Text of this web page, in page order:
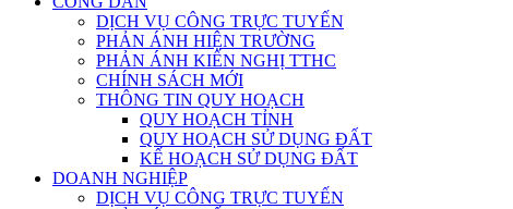
DỊCH VỤ CÔNG TRỰC TUYẾN
PHẢN ÁNH HIỆN TRƯỜNG
PHẢN ÁNH KIẾN NGHỊ TTHC
CHÍNH SÁCH MỚI
THÔNG TIN QUY HOẠCH
QUY HOẠCH TỈNH
QUY HOẠCH SỬ DỤNG ĐẤT
KẾ HOẠCH SỬ DỤNG ĐẤT
DOANH NGHIỆP
DỊCH VỤ CÔNG TRỰC TUYẾN